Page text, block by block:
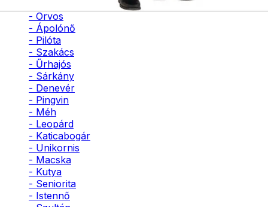
- Orvos
- Ápolónő
- Pilóta
- Szakács
- Űrhajós
- Sárkány
- Denevér
- Pingvin
- Méh
- Leopárd
- Katicabogár
- Unikornis
- Macska
- Kutya
- Seniorita
- Istennő